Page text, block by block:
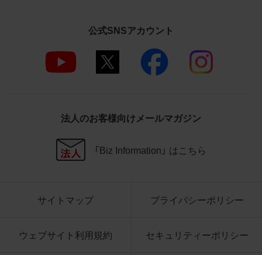
商品写真データ利用規約
お客様は、商品写真データに関する著作権
等の一切の権利が当社に帰属することに同
2.利用許諾
当社商品の販売活動（中古による販売の場
合を除く）に関する広告宣伝又は当社商品
ます。当社からの個別の同意を得た場合を
データを利用することはできません。
公式SNSアカウント
法人のお客様向けメールマガジン
「Biz Information」 はこちら
サイトマップ プライバシーポリシー
ウェブサイト利用規約 セキュリティーポリシー